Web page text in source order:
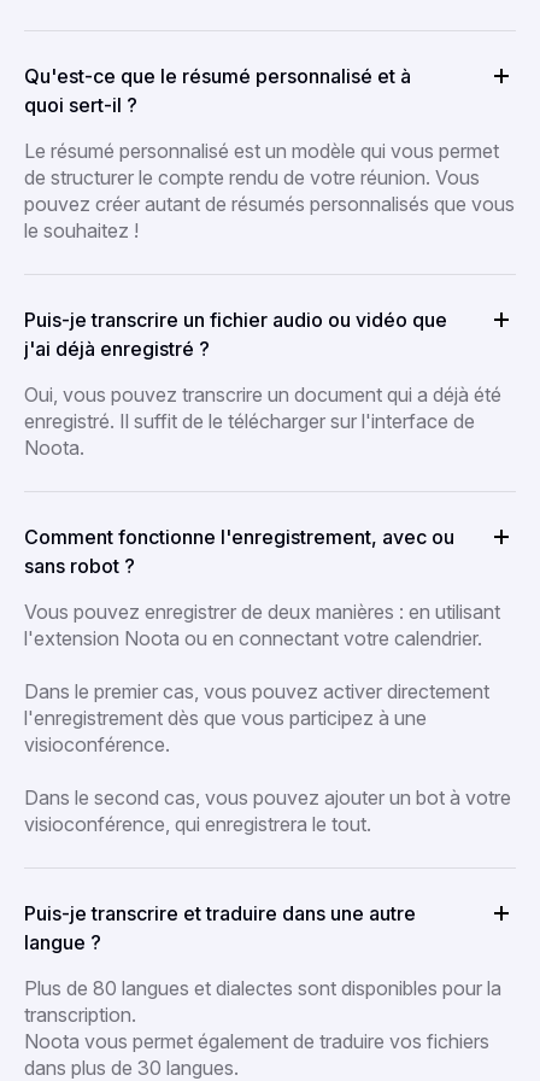
Qu'est-ce que le résumé personnalisé et à
quoi sert-il ?
Le résumé personnalisé est un modèle qui vous permet
de structurer le compte rendu de votre réunion. Vous
pouvez créer autant de résumés personnalisés que vous
le souhaitez !
Puis-je transcrire un fichier audio ou vidéo que
j'ai déjà enregistré ?
Oui, vous pouvez transcrire un document qui a déjà été
enregistré. Il suffit de le télécharger sur l'interface de
Noota.
Comment fonctionne l'enregistrement, avec ou
sans robot ?
Vous pouvez enregistrer de deux manières : en utilisant
l'extension Noota ou en connectant votre calendrier.
Dans le premier cas, vous pouvez activer directement
l'enregistrement dès que vous participez à une
visioconférence.
Dans le second cas, vous pouvez ajouter un bot à votre
visioconférence, qui enregistrera le tout.
Puis-je transcrire et traduire dans une autre
langue ?
Plus de 80 langues et dialectes sont disponibles pour la
transcription.
Noota vous permet également de traduire vos fichiers
dans plus de 30 langues.